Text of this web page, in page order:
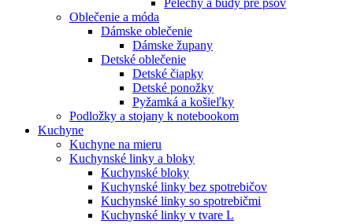
Oblečenie a móda
Dámske oblečenie
Dámske župany
Detské oblečenie
Detské čiapky
Detské ponožky
Pyžamká a košieľky
Podložky a stojany k notebookom
Kuchyne
Kuchyne na mieru
Kuchynské linky a bloky
Kuchynské bloky
Kuchynské linky bez spotrebičov
Kuchynské linky so spotrebičmi
Kuchynské linky v tvare L